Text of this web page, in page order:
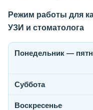
Режим работы для
УЗИ и стоматолога
Понедельник —
Суббота
Воскресенье